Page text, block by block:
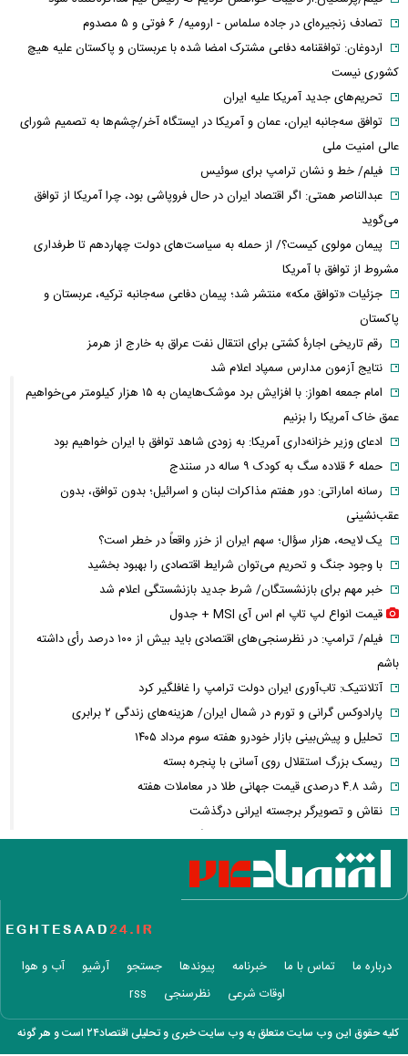
تصادف زنجیره‌ای در جاده سلماس - ارومیه/ ۶ فوتی و ۵ مصدوم
اردوغان: توافقنامه دفاعی مشترک امضا شده با عربستان و پاکستان علیه هیچ
کشوری نیست
تحریم‌های جدید آمریکا علیه ایران
توافق سه‌جانبه ایران، عمان و آمریکا در ایستگاه آخر/چشم‌ها به تصمیم شورای
عالی امنیت ملی
فیلم/ خط و نشان ترامپ برای سوئیس
عبدالناصر همتی: اگر اقتصاد ایران در حال فروپاشی بود، چرا آمریکا از توافق
می‌گوید
پیمان مولوی کیست؟/ از حمله به سیاست‌های دولت چهاردهم تا طرفداری
مشروط از توافق با آمریکا
جزئیات «توافق مکه» منتشر شد؛ پیمان دفاعی سه‌جانبه ترکیه، عربستان و
پاکستان
رقم تاریخی اجارۀ کشتی برای انتقال نفت عراق به خارج از هرمز
نتایج آزمون مدارس سمپاد اعلام شد
امام‌ جمعه اهواز: با افزایش برد موشک‌هایمان به ۱۵ هزار کیلومتر می‌خواهیم
عمق خاک آمریکا را بزنیم
ادعای وزیر خزانه‌داری آمریکا: به زودی شاهد توافق با ایران خواهیم بود
حمله ۶ قلاده سگ به کودک ۹ ساله در سنندج
رسانه اماراتی: دور هفتم مذاکرات لبنان و اسرائیل؛ بدون توافق، بدون
عقب‌نشینی
یک لایحه، هزار سؤال؛ سهم ایران از خزر واقعاً در خطر است؟
با وجود جنگ و تحریم می‌توان شرایط اقتصادی را بهبود بخشید
خبر مهم برای بازنشستگان/ شرط جدید بازنشستگی اعلام شد
قیمت انواع لپ تاپ ام اس آی MSI + جدول
فیلم/ ترامپ: در نظرسنجی‌های اقتصادی باید بیش از ۱۰۰ درصد رأی داشته
باشم
آتلانتیک: تاب‌آوری ایران دولت ترامپ را غافلگیر کرد
پارادوکس گرانی و تورم در شمال ایران/ هزینه‌های زندگی ۲ برابری
تحلیل و پیش‌بینی بازار خودرو هفته سوم مرداد ۱۴۰۵
ریسک بزرگ استقلال روی آسانی با پنجره بسته
رشد ۴.۸ درصدی قیمت جهانی طلا در معاملات هفته
نقاش و تصویرگر برجسته ایرانی درگذشت
معاون عراقچی: در هیچ دوره‌ای هماهنگی بین میدان و دیپلماسی را مانند
حال حاضر نداشتیم
وزارت دفاع چین: به نوسازی ارتش در بالاترین سطح ادامه خواهیم داد
وزارت خارجه پاکستان: پیمان دفاعی با ریاض و آنکارا برای تقویت امنیت
بازار ارزهای دیجیتال در نوسان/ بیت‌کوین ۶۴ هزار دلاری و هشدار درباره
درباره ما تماس با ما خبرنامه پیوندها جستجو آرشیو
آب و هوا
اوقات شرعی
نظرسنجی rss
کلیه حقوق این وب سایت متعلق به وب سایت خبری و تحلیلی اقتصاد۲۴ است و هر گونه